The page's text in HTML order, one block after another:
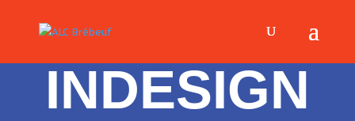
INDESIGN